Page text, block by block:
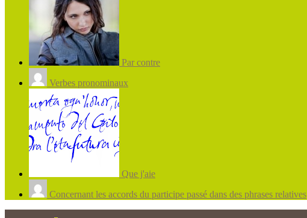
Par contre
Verbes pronominaux
Que j'aie
Concernant les accords du participe passé dans des phrases relatives